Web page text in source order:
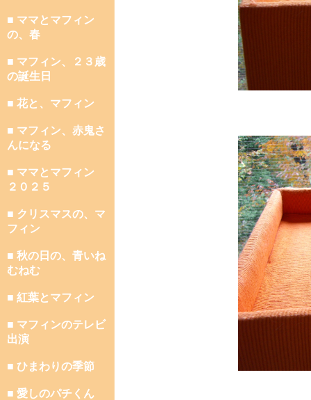
■ ママとマフィン
の、春
■ マフィン、２３歳
の誕生日
■ 花と、マフィン
■ マフィン、赤鬼さ
んになる
■ ママとマフィン
２０２５
■ クリスマスの、マ
フィン
■ 秋の日の、青いね
むねむ
■ 紅葉とマフィン
■ マフィンのテレビ
出演
■ ひまわりの季節
■ 愛しのパチくん